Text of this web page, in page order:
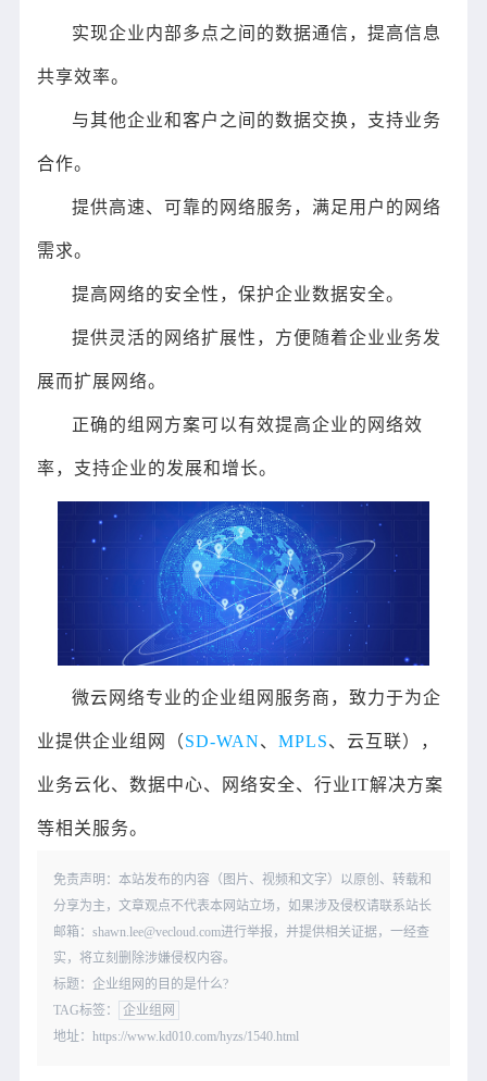
实现企业内部多点之间的数据通信，提高信息
共享效率。
与其他企业和客户之间的数据交换，支持业务
合作。
提供高速、可靠的网络服务，满足用户的网络
需求。
提高网络的安全性，保护企业数据安全。
提供灵活的网络扩展性，方便随着企业业务发
展而扩展网络。
正确的组网方案可以有效提高企业的网络效
率，支持企业的发展和增长。
微云网络专业的企业组网服务商，致力于为企
业提供企业组网（SD-WAN、MPLS、云互联），
业务云化、数据中心、网络安全、行业IT解决方案
等相关服务。
免责声明：本站发布的内容（图片、视频和文字）以原创、转载和
分享为主，文章观点不代表本网站立场，如果涉及侵权请联系站长
邮箱：shawn.lee@vecloud.com进行举报，并提供相关证据，一经查
实，将立刻删除涉嫌侵权内容。
标题：企业组网的目的是什么?
TAG标签：
企业组网
地址：https://www.kd010.com/hyzs/1540.html